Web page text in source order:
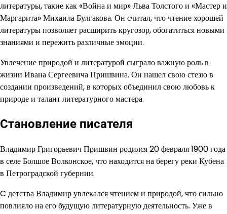
литературы, такие как «Война и мир» Льва Толстого и «Мастер и
Маргарита» Михаила Булгакова. Он считал, что чтение хорошей
литературы позволяет расширить кругозор, обогатиться новыми
знаниями и пережить различные эмоции.
Увлечение природой и литературой сыграло важную роль в
жизни Ивана Сергеевича Пришвина. Он нашел свою стезю в
создании произведений, в которых объединил свою любовь к
природе и талант литературного мастера.
Становление писателя
Владимир Григорьевич Пришвин родился 20 февраля 1900 года
в селе Болшое Волконское, что находится на берегу реки Кубена
в Петроградской губернии.
C детства Владимир увлекался чтением и природой, что сильно
повлияло на его будущую литературную деятельность. Уже в